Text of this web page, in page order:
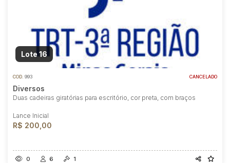
Lote 16
COD. 993 CANCELADO
Diversos
Duas cadeiras giratórias para escritório, cor preta, com braços
Lance Inicial
R$ 200,00
0 6 1